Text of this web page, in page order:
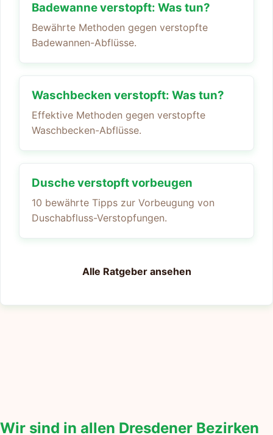
Badewanne verstopft: Was tun?
Bewährte Methoden gegen verstopfte
Badewannen-Abflüsse.
Waschbecken verstopft: Was tun?
Effektive Methoden gegen verstopfte
Waschbecken-Abflüsse.
Dusche verstopft vorbeugen
10 bewährte Tipps zur Vorbeugung von
Duschabfluss-Verstopfungen.
Alle Ratgeber ansehen
Wir sind in allen Dresdener Bezirken